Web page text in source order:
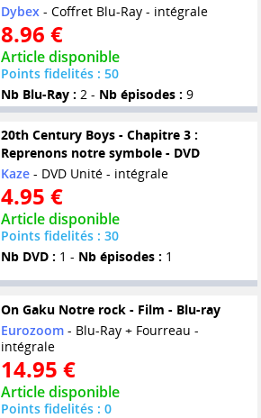
Dybex - Coffret Blu-Ray - intégrale
8.96 €
Article disponible
Points fidelités : 50
Nb Blu-Ray : 2 - Nb épisodes : 9
20th Century Boys - Chapitre 3 :
Reprenons notre symbole - DVD
Kaze- DVD Unité - intégrale
4.95 €
Article disponible
Points fidelités : 30
Nb DVD : 1 - Nb épisodes : 1
On Gaku Notre rock - Film - Blu-ray
Eurozoom- Blu-Ray + Fourreau -
intégrale
14.95 €
Article disponible
Points fidelités : 0